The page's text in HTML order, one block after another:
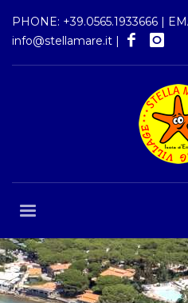
PHONE: +39.0565.1933666 |
info@stellamare.it |